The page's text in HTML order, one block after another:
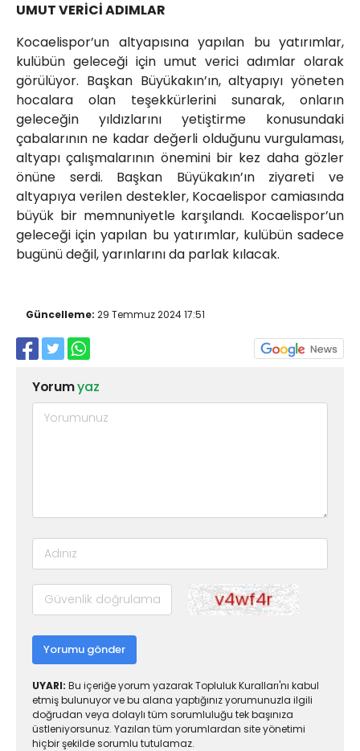
UMUT VERİCİ ADIMLAR
Kocaelispor’un altyapısına yapılan bu yatırımlar,
kulübün geleceği için umut verici adımlar olarak
görülüyor. Başkan Büyükakın’ın, altyapıyı yöneten
hocalara olan teşekkürlerini sunarak, onların
geleceğin yıldızlarını yetiştirme konusundaki
çabalarının ne kadar değerli olduğunu vurgulaması,
altyapı çalışmalarının önemini bir kez daha gözler
önüne serdi. Başkan Büyükakın’ın ziyareti ve
altyapıya verilen destekler, Kocaelispor camiasında
büyük bir memnuniyetle karşılandı. Kocaelispor’un
geleceği için yapılan bu yatırımlar, kulübün sadece
bugünü değil, yarınlarını da parlak kılacak.
Güncelleme: 29 Temmuz 2024 17:51
Yorumyaz
Yorumu gönder
UYARI: Bu içeriğe yorum yazarak Topluluk Kuralları'nı kabul
etmiş bulunuyor ve bu alana yaptığınız yorumunuzla ilgili
doğrudan veya dolaylı tüm sorumluluğu tek başınıza
üstleniyorsunuz. Yazılan tüm yorumlardan site yönetimi
hiçbir şekilde sorumlu tutulamaz.